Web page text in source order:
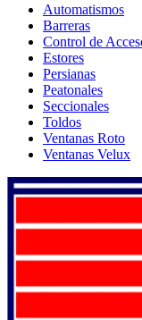
Automatismos
Barreras
Control de
Estores
Persianas
Peatonales
Seccionales
Toldos
Ventanas Roto
Ventanas Velux